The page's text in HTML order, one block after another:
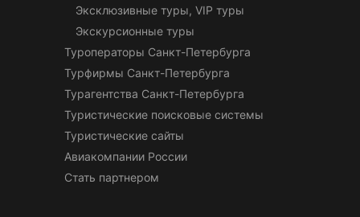
Эксклюзивные туры, VIP туры
Экскурсионные туры
Туроператоры Санкт-Петербурга
Турфирмы Санкт-Петербурга
Турагентства Санкт-Петербурга
Туристические поисковые системы
Туристические сайты
Авиакомпании России
Стать партнером